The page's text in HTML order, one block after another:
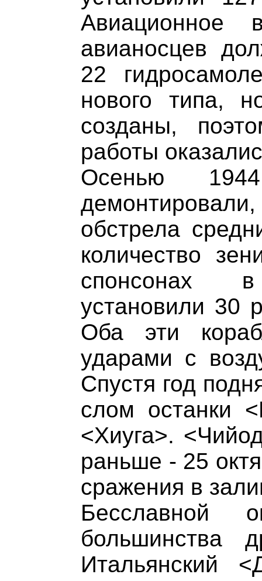
Авиационное
авианосцев
22
нового типа,
созданы,
работы
Осенью
обстрела
количество
спонсонах
установили 30
Оба эти
ударами с
Спустя год
слом останки
<Хиуга>.
раньше - 25
сражения в
Бесславной
большинства
Итальянский